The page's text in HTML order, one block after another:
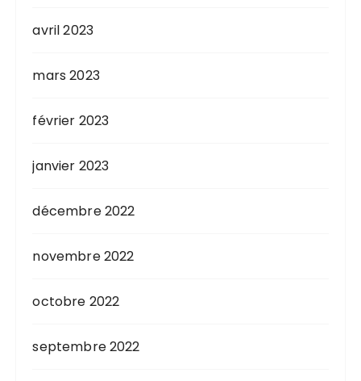
avril 2023
mars 2023
février 2023
janvier 2023
décembre 2022
novembre 2022
octobre 2022
septembre 2022